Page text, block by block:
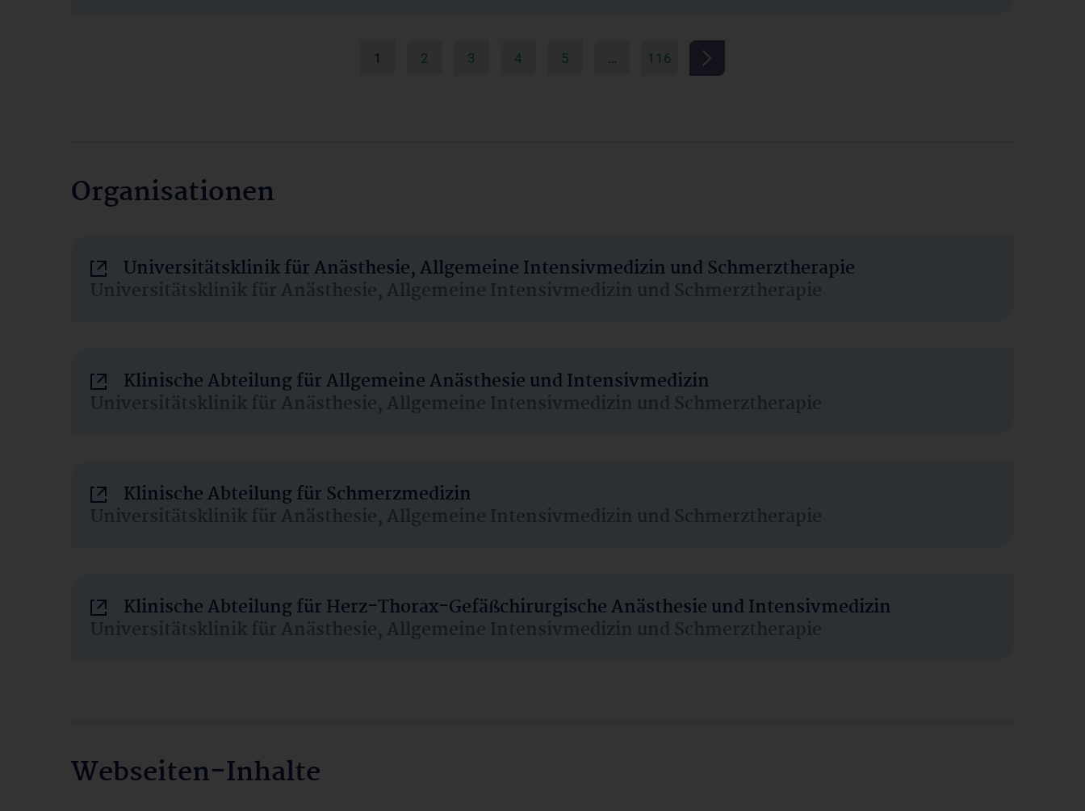
1 2 3 4 5 … 116
Organisationen
Universitätsklinik für Anästhesie, Allgemeine Intensivmedizin und Schmerztherapie
Universitätsklinik für Anästhesie, Allgemeine Intensivmedizin und Schmerztherapie
Klinische Abteilung für Allgemeine Anästhesie und Intensivmedizin
Universitätsklinik für Anästhesie, Allgemeine Intensivmedizin und Schmerztherapie
Klinische Abteilung für Schmerzmedizin
Universitätsklinik für Anästhesie, Allgemeine Intensivmedizin und Schmerztherapie
Klinische Abteilung für Herz-Thorax-Gefäßchirurgische Anästhesie und Intensivmedizin
Universitätsklinik für Anästhesie, Allgemeine Intensivmedizin und Schmerztherapie
Webseiten-Inhalte